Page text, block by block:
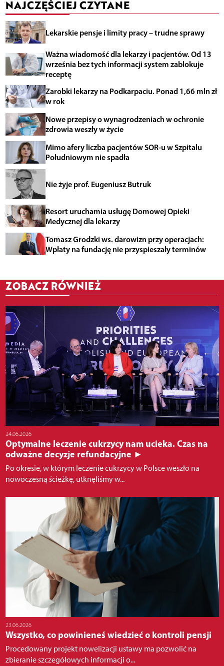
NAJCZĘŚCIEJ CZYTANE
Lekarskie pensje i limity pracy – trudne sprawy
Ważna wiadomość dla lekarzy i pacjentów. Od 13
września bez tych informacji system zablokuje
receptę
Zarobki lekarzy na Podkarpaciu. Ponad 1,66 mln zł
w rok
Nowe przepisy o wynagrodzeniach w ochronie
zdrowia weszły w życie
Mimo afery liczba pacjentów SOR-u w Szpitalu
Południowym nie spadła
Nie żyje prof. Eugeniusz Butruk
Resort uruchamia usługę Domowej Opieki
Medycznej dla lekarzy
Tomasz Grodzki ws. darowizn przy operacjach:
Wpłaty na fundację nie przyspieszały terminów
ZOBACZ RÓWNIEŻ
24.06.2026
Optymalne leczenie cukrzycy nam ucieka. Czas na
odważne decyzje refundacyjne ►
Po okresie, w którym leczenie cukrzycy w Polsce weszło na
nowoczesną ścieżkę, utknęliśmy w...
23.06.2026
Wszystko, co powinieneś wiedzieć o kontroli pensji
Procedowany projekt nowelizacji ustawy ma pozwolić na
zbieranie szczegółowych informacji o...